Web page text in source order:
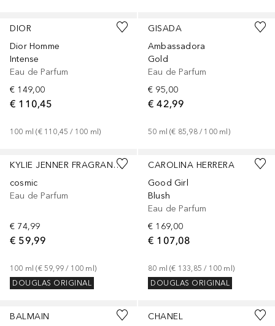
DIOR
Dior Homme
Intense
Eau de Parfum
€ 149,00
€ 110,45
100 ml (€ 110,45 / 100 ml)
GISADA
Ambassadora
Gold
Eau de Parfum
€ 95,00
€ 42,99
50 ml (€ 85,98 / 100 ml)
KYLIE JENNER FRAGRANCES
cosmic
Eau de Parfum
€ 74,99
€ 59,99
100 ml (€ 59,99 / 100 ml)
DOUGLAS ORIGINAL
CAROLINA HERRERA
Good Girl
Blush
Eau de Parfum
€ 169,00
€ 107,08
80 ml (€ 133,85 / 100 ml)
DOUGLAS ORIGINAL
BALMAIN CHANEL